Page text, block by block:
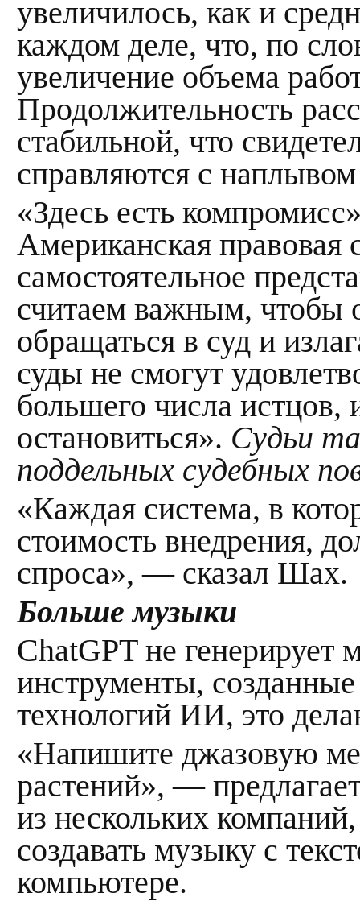
увеличилось, как и
каждом деле, что, по
увеличение объема
Продолжительность
стабильной, что
справляются с
«Здесь есть
Американская правовая
самостоятельное
считаем важным, чтобы
обращаться в суд и
суды не смогут
большего числа истцов,
остановиться». Судьи
поддельных судебных
«Каждая система, в
стоимость внедрения,
спроса», — сказал Шах.
Больше музыки
ChatGPT не генерирует
инструменты,
технологий ИИ, это
«Напишите джазовую
растений», —
из нескольких
создавать музыку с
компьютере.